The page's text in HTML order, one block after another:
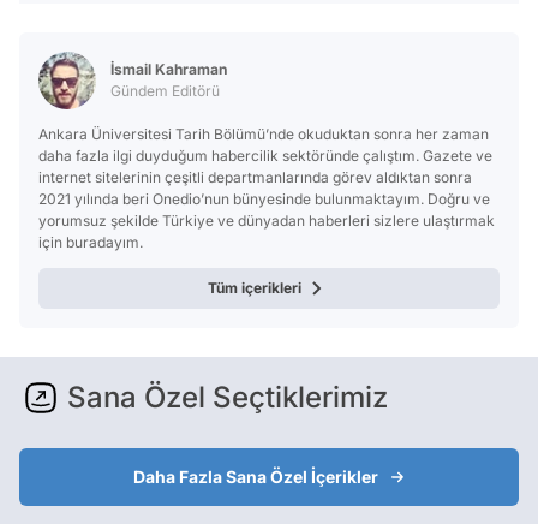
İsmail Kahraman
Gündem Editörü
Ankara Üniversitesi Tarih Bölümü’nde okuduktan sonra her zaman
daha fazla ilgi duyduğum habercilik sektöründe çalıştım. Gazete ve
internet sitelerinin çeşitli departmanlarında görev aldıktan sonra
2021 yılında beri Onedio’nun bünyesinde bulunmaktayım. Doğru ve
yorumsuz şekilde Türkiye ve dünyadan haberleri sizlere ulaştırmak
için buradayım.
Tüm içerikleri
Sana Özel Seçtiklerimiz
Daha Fazla Sana Özel İçerikler